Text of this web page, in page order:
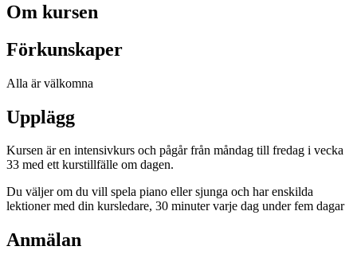
Om kursen
Förkunskaper
Alla är välkomna
Upplägg
Kursen är en intensivkurs och pågår från måndag till fredag i vecka
33 med ett kurstillfälle om dagen.
Du väljer om du vill spela piano eller sjunga och har enskilda
lektioner med din kursledare, 30 minuter varje dag under fem dagar
Anmälan